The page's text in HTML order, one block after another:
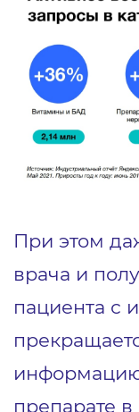
При этом
врача и
пациента с
препарате в